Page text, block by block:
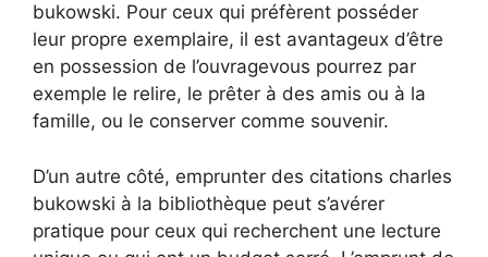
bukowski. Pour ceux qui préfèrent posséder
leur propre exemplaire, il est avantageux d’être
en possession de l’ouvragevous pourrez par
exemple le relire, le prêter à des amis ou à la
famille, ou le conserver comme souvenir.
D’un autre côté, emprunter des citations charles
bukowski à la bibliothèque peut s’avérer
pratique pour ceux qui recherchent une lecture